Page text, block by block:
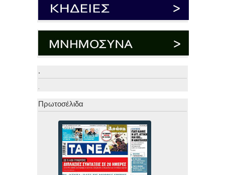
.
Πρωτοσέλιδα